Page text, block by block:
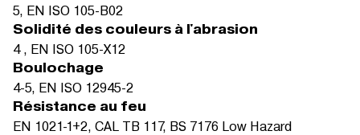
5, EN ISO 105-B02
Solidité des couleurs à l'abrasion
4 , EN ISO 105-X12
Boulochage
4-5, EN ISO 12945-2
Résistance au feu
EN 1021-1+2, CAL TB 117, BS 7176 Low Hazard